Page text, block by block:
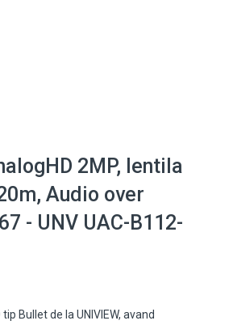
2MP, lentila
Audio over
- UNV UAC-B112-
Bullet de la UNIVIEW, avand